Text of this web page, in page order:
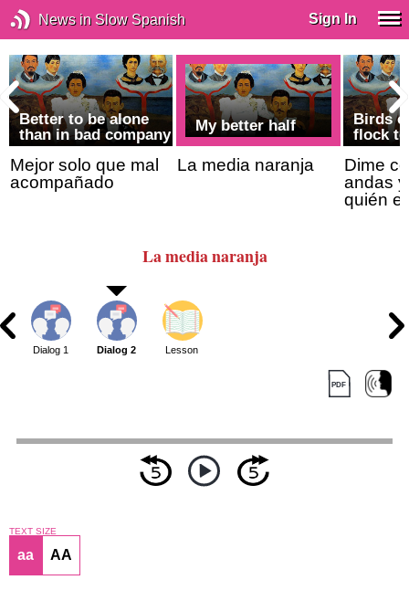
News in Slow Spanish Sign In
Better to be alone
than in bad company
Mejor solo que mal
acompañado
My better half
La media naranja
Birds
flock
Dime
andas
quién
La media naranja
Dialog 1 Dialog 2 Lesson
TEXT SIZE
aa AA